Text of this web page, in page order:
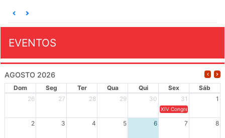
EVENTOS
AGOSTO 2026
Dom Seg Ter Qua Qui Sex
Sáb
26
27 28 29 30 31 1
XIV Congresso Brasileiro
2 3 4 5 6 7 8